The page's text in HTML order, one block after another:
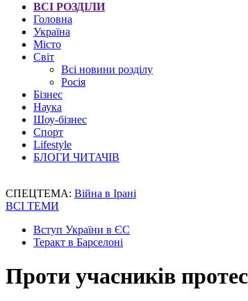
ВСІ РОЗДІЛИ
Головна
Україна
Місто
Світ
Всі новини розділу
Росія
Бізнес
Наука
Шоу-бізнес
Спорт
Lifestyle
БЛОГИ ЧИТАЧІВ
СПЕЦТЕМА: Війна в Ірані
ВСІ ТЕМИ
Вступ України в ЄС
Теракт в Барселоні
Проти учасників